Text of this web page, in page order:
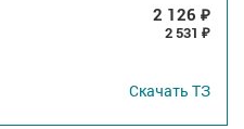
2 126 ₽
2 531 ₽
Скачать ТЗ